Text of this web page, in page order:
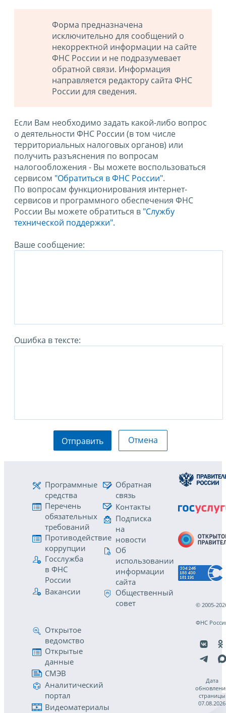
Форма предназначена
исключительно для сообщений о
некорректной информации на сайте
ФНС России и не подразумевает
обратной связи. Информация
направляется редактору сайта ФНС
России для сведения.
Если Вам необходимо задать какой-либо вопрос
о деятельности ФНС России (в том числе
территориальных налоговых органов) или
получить разъяснения по вопросам
налогообложения - Вы можете воспользоваться
сервисом "Обратиться в ФНС России".
По вопросам функционирования интернет-
сервисов и программного обеспечения ФНС
России Вы можете обратиться в "Службу
технической поддержки".
Ваше сообщение:
Ошибка в тексте:
Отправить Отмена
Программные
средства
Перечень
обязательных
требований
Противодействие
коррупции
Госслужба
в ФНС
России
Вакансии
Обратная
связь
Контакты
Подписка
на
новости
Об
использовании
информации
сайта
Общественный
совет
Открытое
ведомство
Открытые
данные
СМЭВ
Аналитический
портал
Видеоматериалы
© 2005-
ФНС
Дата
страницы
07.08.2026